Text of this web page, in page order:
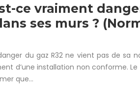
ce vraiment
ses murs ?
du gaz R32 ne vient pas de sa
d’une installation non conforme. Le
que…